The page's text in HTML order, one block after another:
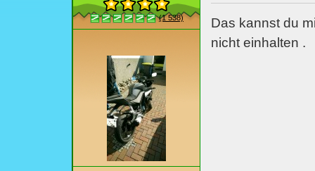
(1 538)
Das kannst du
nicht einhalten .